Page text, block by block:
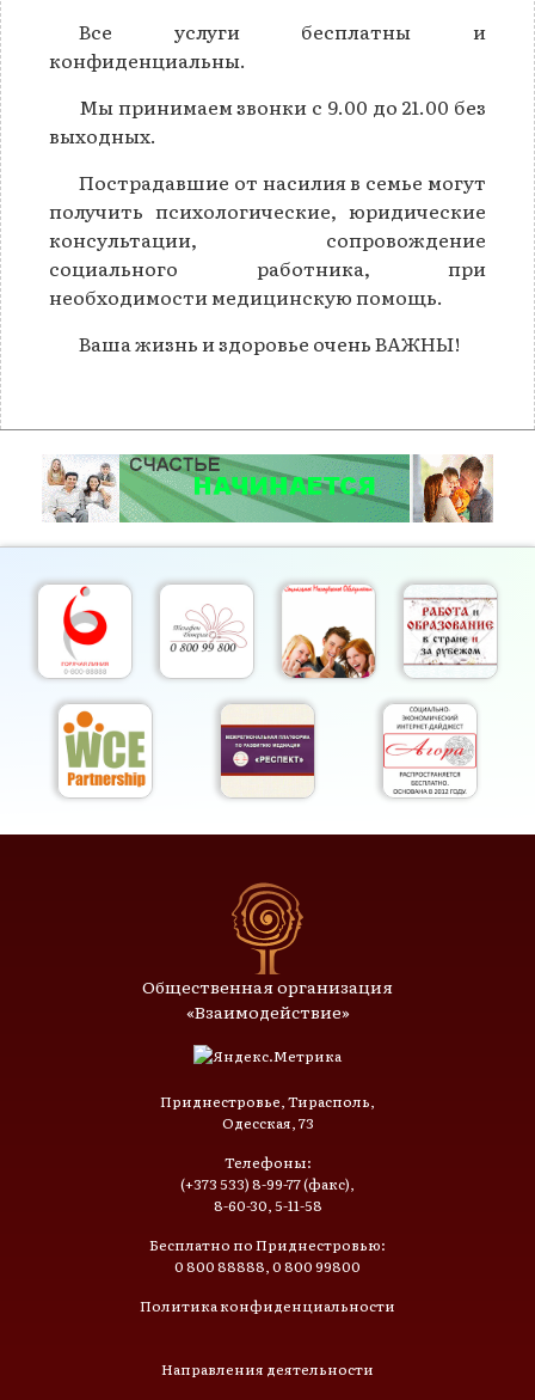
Все услуги бесплатны и
конфиденциальны.
Мы принимаем звонки с 9.00 до 21.00 без
выходных.
Пострадавшие от насилия в семье могут
получить психологические, юридические
консультации, сопровождение
социального работника, при
необходимости медицинскую помощь.
Ваша жизнь и здоровье очень ВАЖНЫ!
Общественная организация
«Взаимодействие»
Приднестровье, Тирасполь,
Одесская, 73
Телефоны:
(+373 533) 8-99-77 (факс),
8-60-30, 5-11-58
Бесплатно по Приднестровью:
0 800 88888, 0 800 99800
Политика конфиденциальности
Направления деятельности